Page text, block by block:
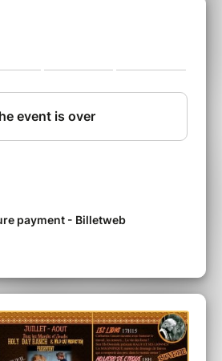
match de foot sur le terrain
à droite pour voir
Argentine et le déroulement